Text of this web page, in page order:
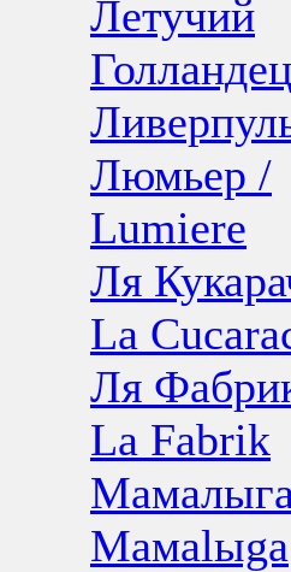
Летучий
Голландец
Люмьер /
Lumiere
Ля
La
Ля
La Fabrik
Мамаlыgа